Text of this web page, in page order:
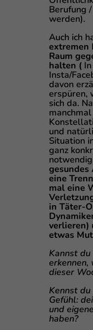
Berufung
werden).
Auch ich
extremen
Raum
halten (In
Insta/
davon
erspüren,
sich da.
und
Situation
ganz
gesundes
eine
mal eine
in Täter-
verlieren)
etwas
Kannst
erkennen,
dieser
Kennst
Gefühl:
und
haben?